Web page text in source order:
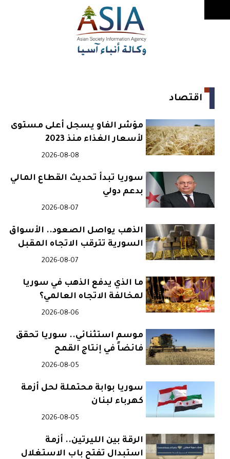
اقتصاد
مؤشر الفاو يسجل أعلى مستوى
لأسعار الغذاء منذ 2023
2026-08-08
سوريا تبدأ تحديث القطاع المالي
بدعم دولي
2026-08-07
الذهب يواصل الصعود.. الأسواق
السورية تترقب الاتجاه المقبل
2026-08-07
ما الذي يدفع الذهب في سوريا
لمخالفة الاتجاه العالمي؟
2026-08-06
موسم استثنائي.. سوريا تحقق
فائضاً في إنتاج القمح
2026-08-05
سوريا بوابة محتملة لحل أزمة
كهرباء لبنان
2026-08-05
الرقة بين الليرتين.. أزمة
استبدال تفتح باب الاستغلال